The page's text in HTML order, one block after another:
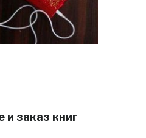
и заказ книг